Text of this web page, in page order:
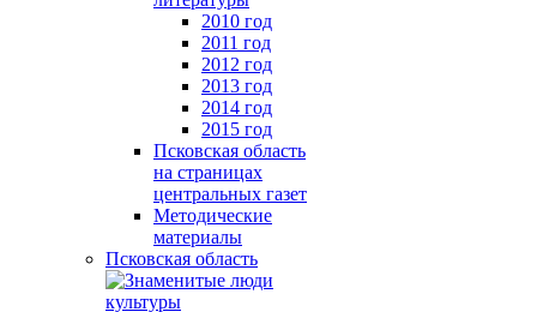
2010 год
2011 год
2012 год
2013 год
2014 год
2015 год
Псковская область
на страницах
центральных газет
Методические
материалы
Псковская область